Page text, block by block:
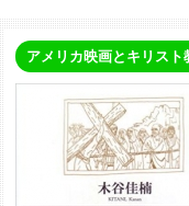
アメリカ映画とキリス